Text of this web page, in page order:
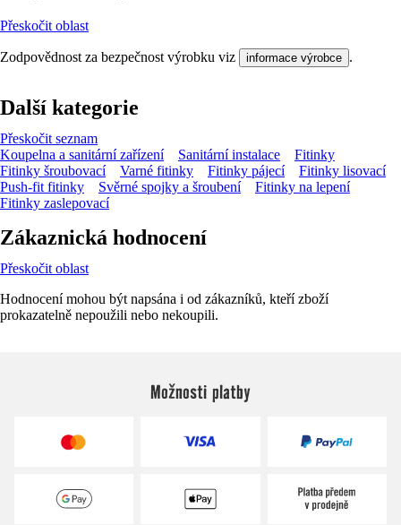
Přeskočit oblast
Zodpovědnost za bezpečnost výrobku viz informace výrobce .
Další kategorie
Přeskočit seznam
Koupelna a sanitární zařízení
Sanitární instalace
Fitinky
Fitinky šroubovací
Varné fitinky Fitinky pájecí
Fitinky lisovací
Push-fit fitinky
Svěrné spojky a šroubení
Fitinky na lepení
Fitinky zaslepovací
Zákaznická hodnocení
Přeskočit oblast
Hodnocení mohou být napsána i od zákazníků, kteří zboží
prokazatelně nepoužili nebo nekoupili.
Možnosti platby